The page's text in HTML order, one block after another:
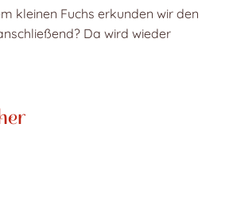
kleinen Fuchs erkunden wir den
Da wird wieder